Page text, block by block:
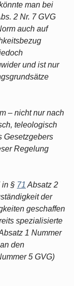
man bei
2 Nr. 7 GVG
auch auf
und ist nur
– nicht nur nach
teleologisch
Gesetzgebers
Regelung
in § 71 Absatz 2
der
geschaffen
spezialisierte
1 Nummer
den
5 GVG)